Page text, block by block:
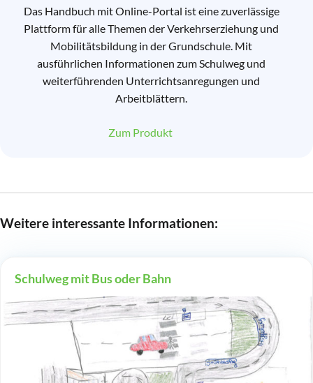
Das Handbuch mit Online-Portal ist eine zuverlässige
Plattform für alle Themen der Verkehrserziehung und
Mobilitätsbildung in der Grundschule. Mit
ausführlichen Informationen zum Schulweg und
weiterführenden Unterrichtsanregungen und
Arbeitblättern.
Zum Produkt
Weitere interessante Informationen:
Schulweg mit Bus oder Bahn